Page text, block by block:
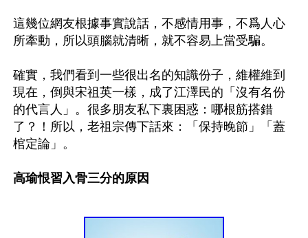
這幾位網友根據事實說話，不感情用事，不爲人心
所牽動，所以頭腦就清晰，就不容易上當受騙。
確實，我們看到一些很出名的知識份子，維權維到
現在，倒與宋祖英一樣，成了江澤民的「沒有名份
的代言人」。很多朋友私下裏困惑：哪根筋搭錯
了？！所以，老祖宗傳下話來：「保持晚節」「蓋
棺定論」。
高瑜恨習入骨三分的原因